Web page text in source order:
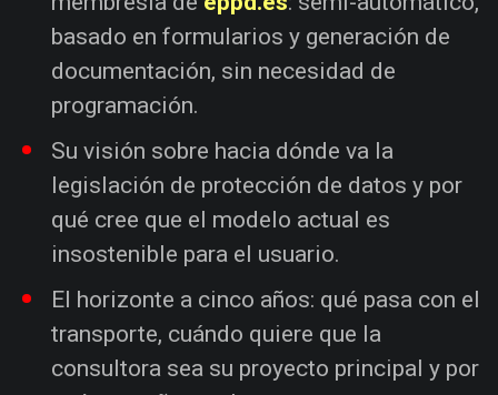
basado en formularios y generación de
documentación, sin necesidad de
programación.
Su visión sobre hacia dónde va la
legislación de protección de datos y por
qué cree que el modelo actual es
insostenible para el usuario.
El horizonte a cinco años: qué pasa con el
transporte, cuándo quiere que la
consultora sea su proyecto principal y por